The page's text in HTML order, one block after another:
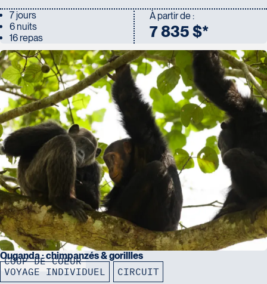
7 jours
6 nuits
16 repas
À partir de :
7 835 $*
COUP DE COEUR
Ouganda : chimpanzés & gorillles
VOYAGE INDIVIDUEL CIRCUIT